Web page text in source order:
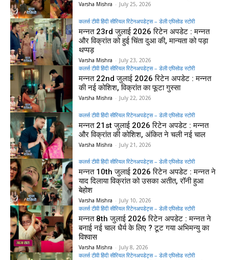
Varsha Mishra - July 25, 2026
कलर्स टीवी हिंदी सीरियल रिटेनअपडेट्स – डेली एपिसोड स्टोरी
मन्नत 23rd जुलाई 2026 रिटेन अपडेट : मन्नत
और विक्रांत को हुई चिंता दुआ की, मान्यता को पड़ा
थप्पड़
Varsha Mishra - July 23, 2026
कलर्स टीवी हिंदी सीरियल रिटेनअपडेट्स – डेली एपिसोड स्टोरी
मन्नत 22nd जुलाई 2026 रिटेन अपडेट : मन्नत
की नई कोशिश, विक्रांत का फूटा गुस्सा
Varsha Mishra - July 22, 2026
कलर्स टीवी हिंदी सीरियल रिटेनअपडेट्स – डेली एपिसोड स्टोरी
मन्नत 21st जुलाई 2026 रिटेन अपडेट : मन्नत
और विक्रांत की कोशिश, अंकित ने चली नई चाल
Varsha Mishra - July 21, 2026
कलर्स टीवी हिंदी सीरियल रिटेनअपडेट्स – डेली एपिसोड स्टोरी
मन्नत 10th जुलाई 2026 रिटेन अपडेट : मन्नत ने
याद दिलाया विक्रांत को उसका अतीत, रॉनी हुआ
बेहोश
Varsha Mishra - July 10, 2026
कलर्स टीवी हिंदी सीरियल रिटेनअपडेट्स – डेली एपिसोड स्टोरी
मन्नत 8th जुलाई 2026 रिटेन अपडेट : मन्नत ने
बनाई नई चाल धैर्य के लिए ? टूट गया अभिमन्यु का
विश्वास
Varsha Mishra - July 8, 2026
कलर्स टीवी हिंदी सीरियल रिटेनअपडेट्स – डेली एपिसोड स्टोरी